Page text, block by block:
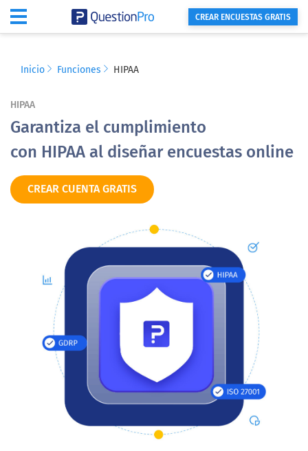
CREAR ENCUESTAS GRATIS
Inicio Funciones HIPAA
HIPAA
Garantiza el cumplimiento
con HIPAA al diseñar encuestas online
CREAR CUENTA GRATIS